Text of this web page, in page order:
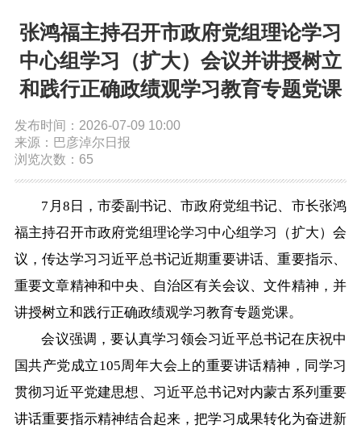
依申请公开
特色服务专区
便民应用 便民热线 基础清单
办事大厅 内蒙古政务服务网 高效办成一件事
政民互动
在线访谈 意见征集 诉求公开
张鸿福主持召开市政府党组理论学习
中心组学习（扩大）会议并讲授树立
和践行正确政绩观学习教育专题党课
发布时间：2026-07-09 10:00
来源：巴彦淖尔日报
浏览次数：65
7月8日，市委副书记、市政府党组书记、市长张鸿
福主持召开市政府党组理论学习中心组学习（扩大）会
议，传达学习习近平总书记近期重要讲话、重要指示、
重要文章精神和中央、自治区有关会议、文件精神，并
讲授树立和践行正确政绩观学习教育专题党课。
会议强调，要认真学习领会习近平总书记在庆祝中
国共产党成立105周年大会上的重要讲话精神，同学习
贯彻习近平党建思想、习近平总书记对内蒙古系列重要
讲话重要指示精神结合起来，把学习成果转化为奋进新